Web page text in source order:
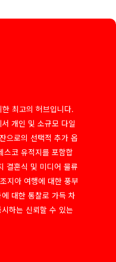
최고의 허브입니다.
개인 및 소규모 다일
으로의 선택적 추가 옵
코 유적지를 포함합
결혼식 및 미디어 물류
지아 여행에 대한 풍부
대한 통찰로 가득 차
하는 신뢰할 수 있는